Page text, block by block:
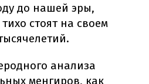
до нашей эры,
тихо стоят на своем
анализа
менгиров, как